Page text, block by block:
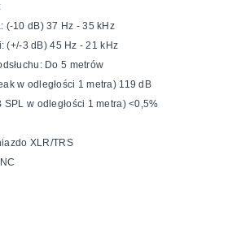
(-10 dB) 37 Hz - 35 kHz
(+/-3 dB) 45 Hz - 21 kHz
Do 5 metrów
w odległości 1 metra) 119 dB
SPL w odległości 1 metra) <0,5%
XLR/TRS